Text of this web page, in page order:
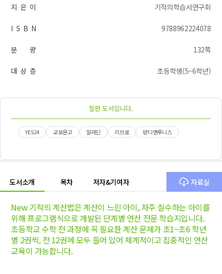
지 은 이 기적의학습서연구회
I S B N 9788962224078
분 량 132쪽
대 상 층 초등학생(5~6학년)
절판 도서입니다.
YES24 교보문고 알라딘 리브로 반디앤루니스
도서소개 목차 저자&기여자 자료실
New 기적의 계산법은 계산이 느린 아이, 자주 실수하는 아이를
위해 프로그램식으로 개발된 단계별 연산 전문 학습지입니다.
초등학교 수학 전 과정에 꼭 필요한 계산 문제가 초1~초6 학년
별 2권씩, 전 12권에 모두 들어 있어 체계적이고 집중적인 연산
교육이 가능합니다.